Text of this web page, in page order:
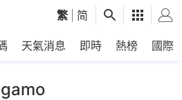
繁 简
天氣消息 即時 熱榜 國際